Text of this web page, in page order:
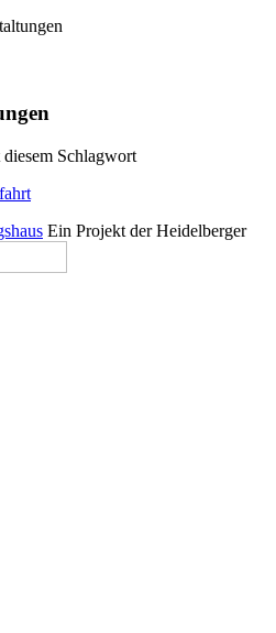
Schlagwort
Ein Projekt der Heidelberger